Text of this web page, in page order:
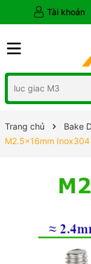
Tài khoản
Trang chủ Bake
M2.5x16mm